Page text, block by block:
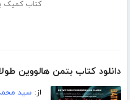
کتاب کمیک
دانلود کتاب بتمن هالووین
از:سید